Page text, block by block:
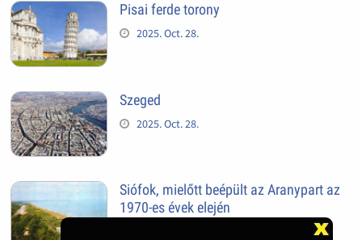
Pisai ferde torony
2025. Oct. 28.
Szeged
2025. Oct. 28.
Siófok, mielőtt beépült az Aranypart az
1970-es évek elején